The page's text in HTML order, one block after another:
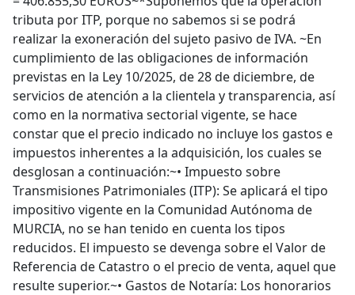
tributa por ITP, porque no sabemos si se podrá
realizar la exoneración del sujeto pasivo de IVA. ~En
cumplimiento de las obligaciones de información
previstas en la Ley 10/2025, de 28 de diciembre, de
servicios de atención a la clientela y transparencia, así
como en la normativa sectorial vigente, se hace
constar que el precio indicado no incluye los gastos e
impuestos inherentes a la adquisición, los cuales se
desglosan a continuación:~• Impuesto sobre
Transmisiones Patrimoniales (ITP): Se aplicará el tipo
impositivo vigente en la Comunidad Autónoma de
MURCIA, no se han tenido en cuenta los tipos
reducidos. El impuesto se devenga sobre el Valor de
Referencia de Catastro o el precio de venta, aquel que
resulte superior.~• Gastos de Notaría: Los honorarios